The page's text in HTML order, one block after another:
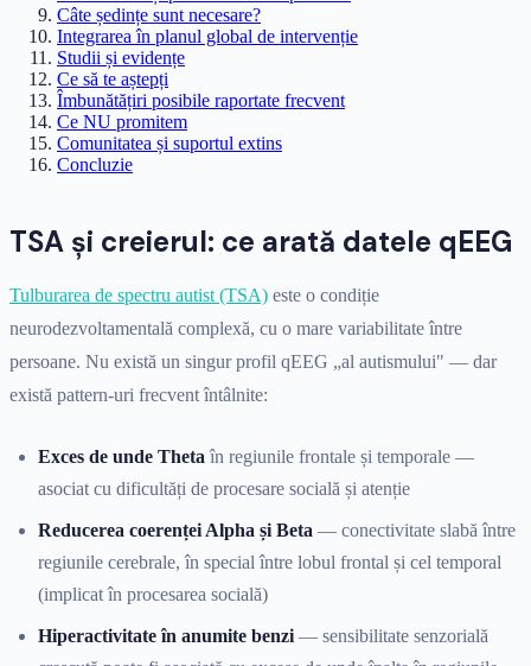
Câte ședințe sunt necesare?
Integrarea în planul global de intervenție
Studii și evidențe
Ce să te aștepți
Îmbunătățiri posibile raportate frecvent
Ce NU promitem
Comunitatea și suportul extins
Concluzie
TSA și creierul: ce arată datele qEEG
Tulburarea de spectru autist (TSA) este o condiție
neurodezvoltamentală complexă, cu o mare variabilitate între
persoane. Nu există un singur profil qEEG „al autismului" — dar
există pattern-uri frecvent întâlnite:
Exces de unde Theta în regiunile frontale și temporale —
asociat cu dificultăți de procesare socială și atenție
Reducerea coerenței Alpha și Beta — conectivitate slabă între
regiunile cerebrale, în special între lobul frontal și cel temporal
(implicat în procesarea socială)
Hiperactivitate în anumite benzi — sensibilitate senzorială